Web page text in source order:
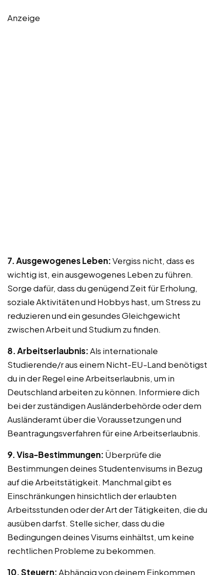
Anzeige
7. Ausgewogenes Leben:Vergiss nicht, dass es
wichtig ist, ein ausgewogenes Leben zu führen.
Sorge dafür, dass du genügend Zeit für Erholung,
soziale Aktivitäten und Hobbys hast, um Stress zu
reduzieren und ein gesundes Gleichgewicht
zwischen Arbeit und Studium zu finden.
8. Arbeitserlaubnis:Als internationale
Studierende/r aus einem Nicht-EU-Land benötigst
du in der Regel eine Arbeitserlaubnis, um in
Deutschland arbeiten zu können. Informiere dich
bei der zuständigen Ausländerbehörde oder dem
Ausländeramt über die Voraussetzungen und
Beantragungsverfahren für eine Arbeitserlaubnis.
9. Visa-Bestimmungen: Überprüfe die
Bestimmungen deines Studentenvisums in Bezug
auf die Arbeitstätigkeit. Manchmal gibt es
Einschränkungen hinsichtlich der erlaubten
Arbeitsstunden oder der Art der Tätigkeiten, die du
ausüben darfst. Stelle sicher, dass du die
Bedingungen deines Visums einhältst, um keine
rechtlichen Probleme zu bekommen.
10. Steuern:Abhängig von deinem Einkommen